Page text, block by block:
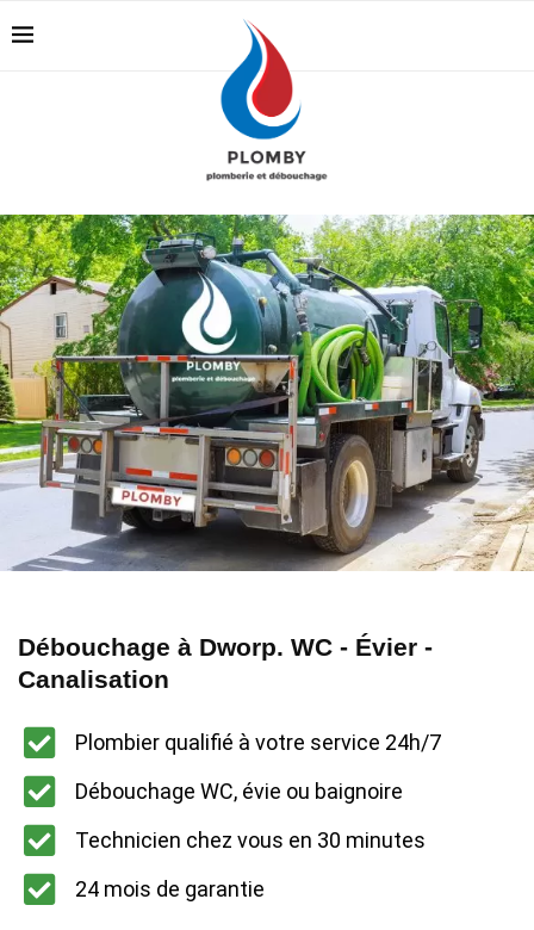
Débouchage à Dworp. WC - Évier -
Canalisation
Plombier qualifié à votre service 24h/7
Débouchage WC, évie ou baignoire
Technicien chez vous en 30 minutes
24 mois de garantie